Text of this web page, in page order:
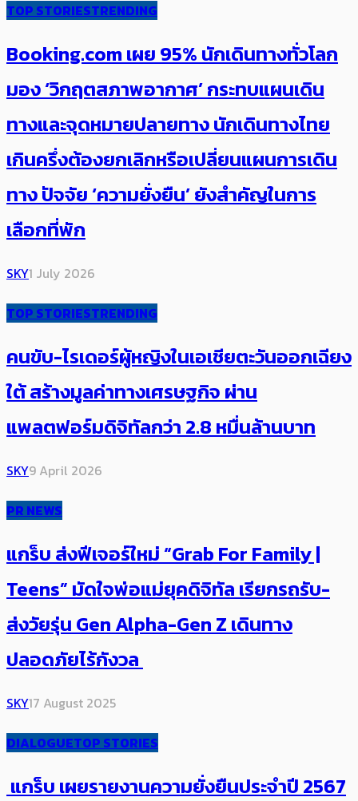
TOP STORIESTRENDING
Booking.com เผย 95% ​​นักเดินทางทั่วโลก
มอง ‘วิกฤตสภาพอากาศ’ กระทบแผน​เดิน
ทางและจุดหมายปลายทาง​ นักเดินทางไทย
เกินครึ่งต้องยกเลิกหรือเปลี่ยนแผนการเดิน
ทาง ปัจจัย ‘ความยั่งยืน’ ยังสำคัญในการ
เลือกที่พัก
SKY1 July 2026
TOP STORIESTRENDING
คนขับ-ไรเดอร์ผู้หญิงในเอเชียตะวันออกเฉียง
ใต้ สร้างมูลค่าทางเศรษฐกิจ ผ่าน
แพลตฟอร์มดิจิทัลกว่า 2.8 หมื่นล้านบาท
SKY9 April 2026
PR NEWS
แกร็บ ส่งฟีเจอร์ใหม่ “Grab For Family |
Teens” มัดใจพ่อแม่ยุคดิจิทัล เรียกรถรับ-
ส่งวัยรุ่น Gen Alpha-Gen Z เดินทาง
ปลอดภัยไร้กังวล
SKY17 August 2025
DIALOGUETOP STORIES
แกร็บ เผยรายงานความยั่งยืนประจำปี 2567